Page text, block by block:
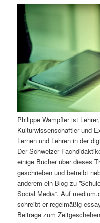
ä
e
n
n
h
a
l
t
n
ä
r
n
I
n
h
a
n
t
i
o
Philippe Wampfler ist Lehrer,
Kulturwissenschaftler und
Lernen und Lehren in der
Der Schweizer
einige Bücher über dieses
geschrieben und betreibt
anderem ein Blog zu
Social Media“. Auf
schreibt er regelmäßig
Beiträge zum